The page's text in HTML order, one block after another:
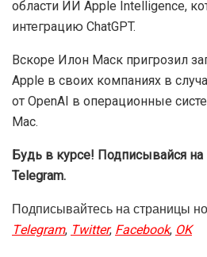
Среди не связанных с ИИ
Apple добавила возможность
App Store, Camera, Safari,
рамках соответствия
настройках можно будет
необходимости.
В июне Apple анонсировала
области ИИ Apple Intelligence,
Вскоре Илон Маск пригрозил